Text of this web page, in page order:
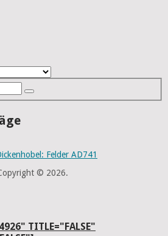
Felder AD741
© 2026.
TITLE="FALSE"